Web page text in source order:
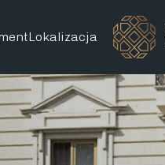
Lokalizacja